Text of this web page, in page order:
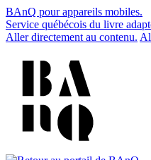
BAnQ pour appareils mobiles.
Service québécois du livre
Aller directement au contenu.